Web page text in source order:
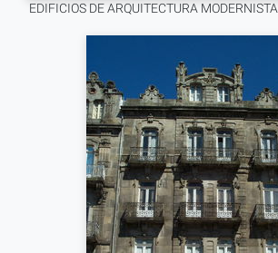
EDIFICIOS DE ARQUITECTURA MODERNISTA.